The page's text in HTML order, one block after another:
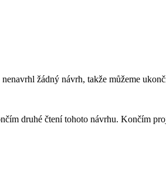
žádný návrh, takže můžeme
druhé čtení tohoto návrhu. Končím